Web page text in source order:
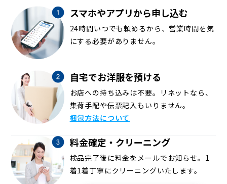
スマホやアプリから申し込む
24時間いつでも頼めるから、営業時間を気
にする必要がありません。
自宅でお洋服を預ける
お店への持ち込みは不要。リネットなら、
集荷手配や伝票記入もいりません。
梱包方法について
料金確定・クリーニング
検品完了後に料金をメールでお知らせ。1
着1着丁寧にクリーニングいたします。